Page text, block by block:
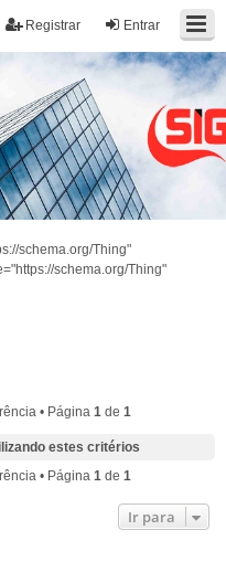
Entrar
Registrar
schema.org/Thing"
schema.org/Thing"
• Página 1de 1
estes critérios
• Página 1de 1
Ir para